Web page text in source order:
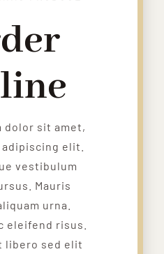
dolor sit amet,
elit.
vestibulum
Mauris
urna.
eleifend risus.
libero sed elit